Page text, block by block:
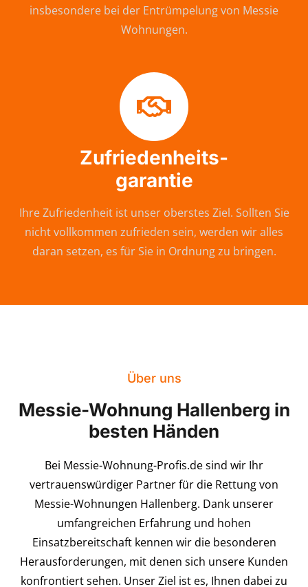
insbesondere bei der Entrümpelung von Messie
Wohnungen.
Zufriedenheits-
garantie
Ihre Zufriedenheit ist unser oberstes Ziel. Sollten Sie
nicht vollkommen zufrieden sein, werden wir alles
daran setzen, es für Sie in Ordnung zu bringen.
Über uns
Messie-Wohnung Hallenberg in
besten Händen
Bei Messie-Wohnung-Profis.de sind wir Ihr
vertrauenswürdiger Partner für die Rettung von
Messie-Wohnungen Hallenberg. Dank unserer
umfangreichen Erfahrung und hohen
Einsatzbereitschaft kennen wir die besonderen
Herausforderungen, mit denen sich unsere Kunden
konfrontiert sehen. Unser Ziel ist es, Ihnen dabei zu